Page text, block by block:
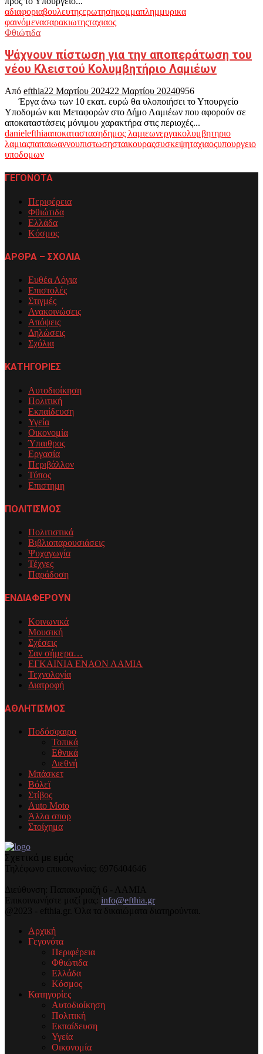
αδιαφοριαβουλευτηςερωτησηκομμαπλημμυρικα
φαινόμενασαρακιωτηςταχιαος
Φθιώτιδα
Ψάχνουν πίστωση για την αποπεράτωση του
νέου Κλειστού Κολυμβητήριο Λαμιέων
Από efthia22 Μαρτίου 202422 Μαρτίου 20240956
Έργα άνω των 10 εκατ. ευρώ θα υλοποιήσει το Υπουργείο
Υποδομών και Μεταφορών στο Δήμο Λαμιέων που αφορούν σε
αποκαταστάσεις μόνιμου χαρακτήρα στις περιοχές...
danielefthiaαποκαταστασηδημος λαμιεωνεργακολυμβητηριο
λαμιαςπαπαιωαννουπιστωσησταικουραςσυσκεψηταχιαοςυπουργειο
υποδομων
ΓΕΓΟΝΟΤΑ
Περιφέρεια
Φθιώτιδα
Ελλάδα
Κόσμος
ΑΡΘΡΑ – ΣΧΟΛΙΑ
Ευθέα Λόγια
Επιστολές
Στιγμές
Ανακοινώσεις
Απόψεις
Δηλώσεις
Σχόλια
ΚΑΤΗΓΟΡΙΕΣ
Αυτοδιοίκηση
Πολιτική
Εκπαίδευση
Υγεία
Οικονομία
Ύπαιθρος
Εργασία
Περιβάλλον
Τύπος
Επιστημη
ΠΟΛΙΤΙΣΜΟΣ
Πολιτιστικά
Βιβλιοπαρουσιάσεις
Ψυχαγωγία
Τέχνες
Παράδοση
ΕΝΔΙΑΦΕΡΟΥΝ
Κοινωνικά
Μουσική
Σχέσεις
Σαν σήμερα…
ΕΓΚΑΙΝΙΑ ΕΝΑΟΝ ΛΑΜΙΑ
Τεχνολογία
Διατροφή
ΑΘΛΗΤΙΣΜΟΣ
Ποδόσφαιρο
Τοπικά
Εθνικά
Διεθνή
Μπάσκετ
Βόλεϊ
Στίβος
Auto Moto
Άλλα σπορ
Στοίχημα
Σχετικά με εμάς
Τηλέφωνo επικοινωνίας: 6976404646
Διεύθυνση: Παπακυριαζή 6 - ΛΑΜΙΑ
Επικοινωνήστε μαζί μας: info@efthia.gr
@2023 - efthia.gr. Όλα τα δικαιώματα διατηρούνται.
Αρχική
Γεγονότα
Περιφέρεια
Φθιώτιδα
Ελλάδα
Κόσμος
Κατηγορίες
Αυτοδιοίκηση
Πολιτική
Εκπαίδευση
Υγεία
Οικονομία